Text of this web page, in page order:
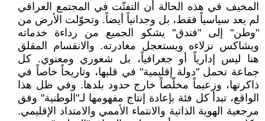
المخيف في هذه الحالة أن التفتّت في المجتمع العراقي
لم يعد سياسياً فقط، بل وجدانياً أيضاً. وتحوّلت الأرض من
"وطن" إلى "فندق" يشكو الجميع من رداءة خدماته
ويشاكس نزلاءه ويستعجل مغادرته. والانقسام المقلق
هنا ليس إدارياً أو جغرافياً، بل شعوري ومعنوي. كل
جماعة تحمل "دولة إقليمية" في قلبها، وتاريخاً خاصاً في
ذاكرتها، وزعيماً مخلّصاً خارج حدود بلدها. وفي ظل هذا
الواقع، تبدأ كل فئة بإعادة إنتاج مفهومها لـ"الوطنية" وفق
مرجعية الهوية الذاتية والانتماء الأممي والامتداد الإقليمي.